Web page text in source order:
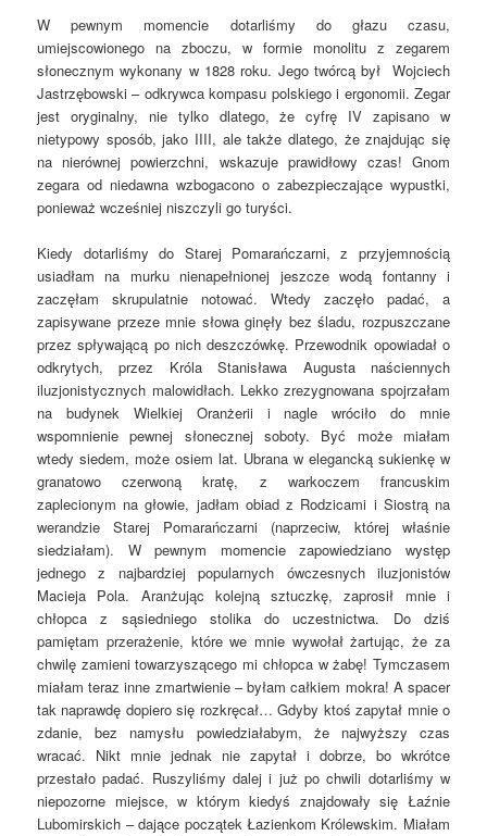
W pewnym momencie dotarliśmy do głazu czasu,
umiejscowionego na zboczu, w formie monolitu z zegarem
słonecznym wykonany w 1828 roku. Jego twórcą był Wojciech
Jastrzębowski – odkrywca kompasu polskiego i ergonomii. Zegar
jest oryginalny, nie tylko dlatego, że cyfrę IV zapisano w
nietypowy sposób, jako IIII, ale także dlatego, że znajdując się
na nierównej powierzchni, wskazuje prawidłowy czas! Gnom
zegara od niedawna wzbogacono o zabezpieczające wypustki,
ponieważ wcześniej niszczyli go turyści.
Kiedy dotarliśmy do Starej Pomarańczarni, z przyjemnością
usiadłam na murku nienapełnionej jeszcze wodą fontanny i
zaczęłam skrupulatnie notować. Wtedy zaczęło padać, a
zapisywane przeze mnie słowa ginęły bez śladu, rozpuszczane
przez spływającą po nich deszczówkę. Przewodnik opowiadał o
odkrytych, przez Króla Stanisława Augusta naściennych
iluzjonistycznych malowidłach. Lekko zrezygnowana spojrzałam
na budynek Wielkiej Oranżerii i nagle wróciło do mnie
wspomnienie pewnej słonecznej soboty. Być może miałam
wtedy siedem, może osiem lat. Ubrana w elegancką sukienkę w
granatowo czerwoną kratę, z warkoczem francuskim
zaplecionym na głowie, jadłam obiad z Rodzicami i Siostrą na
werandzie Starej Pomarańczarni (naprzeciw, której właśnie
siedziałam). W pewnym momencie zapowiedziano występ
jednego z najbardziej popularnych ówczesnych iluzjonistów
Macieja Pola. Aranżując kolejną sztuczkę, zaprosił mnie i
chłopca z sąsiedniego stolika do uczestnictwa. Do dziś
pamiętam przerażenie, które we mnie wywołał żartując, że za
chwilę zamieni towarzyszącego mi chłopca w żabę! Tymczasem
miałam teraz inne zmartwienie – byłam całkiem mokra! A spacer
tak naprawdę dopiero się rozkręcał… Gdyby ktoś zapytał mnie o
zdanie, bez namysłu powiedziałabym, że najwyższy czas
wracać. Nikt mnie jednak nie zapytał i dobrze, bo wkrótce
przestało padać. Ruszyliśmy dalej i już po chwili dotarliśmy w
niepozorne miejsce, w którym kiedyś znajdowały się Łaźnie
Lubomirskich – dające początek Łazienkom Królewskim. Miałam